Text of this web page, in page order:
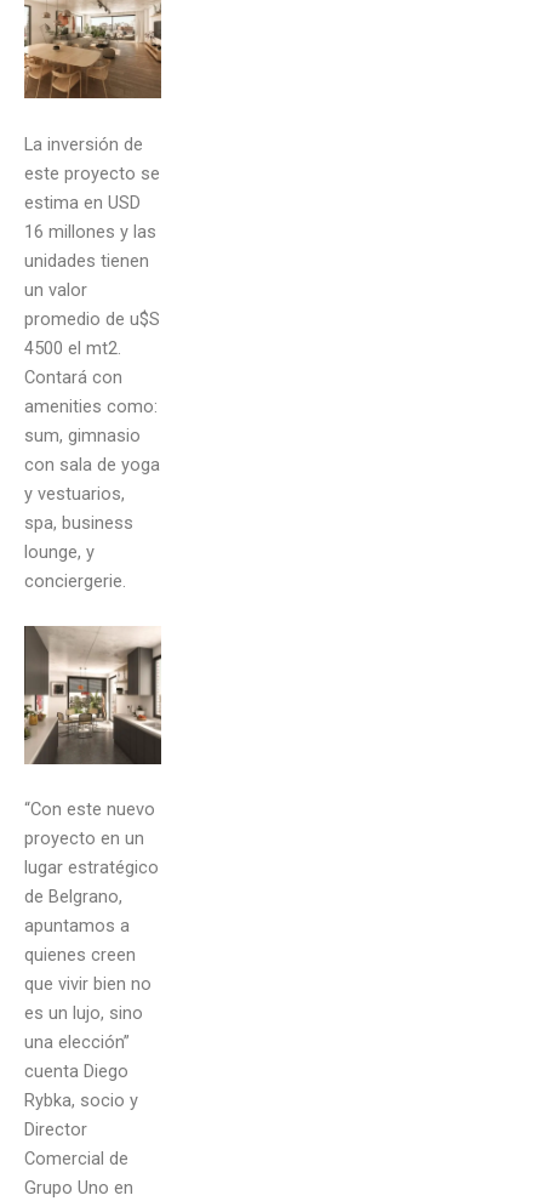
La inversión de
este proyecto se
estima en USD
16 millones y las
unidades tienen
un valor
promedio de u$S
4500 el mt2.
Contará con
amenities como:
sum, gimnasio
con sala de yoga
y vestuarios,
spa, business
lounge, y
conciergerie.
“Con este nuevo
proyecto en un
lugar estratégico
de Belgrano,
apuntamos a
quienes creen
que vivir bien no
es un lujo, sino
una elección”
cuenta Diego
Rybka, socio y
Director
Comercial de
Grupo Uno en